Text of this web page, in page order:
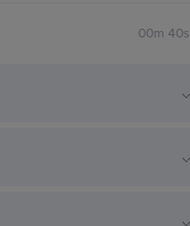
oraz wiele więcej.00m 40s